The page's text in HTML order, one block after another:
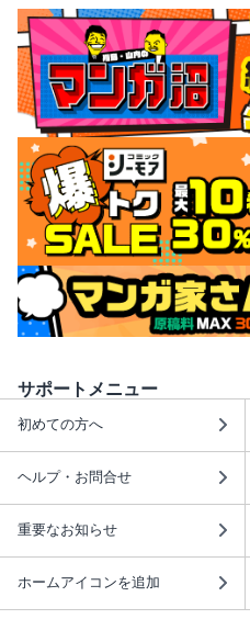
サポートメニュー
初めての方へ
ヘルプ・お問合せ
重要なお知らせ
ホームアイコンを追加